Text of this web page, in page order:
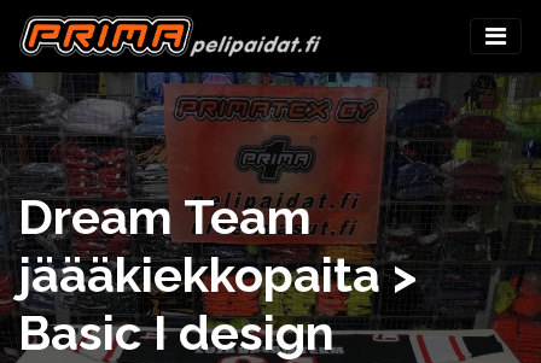
Dream Team
jäääkiekkopaita >
Basic I design